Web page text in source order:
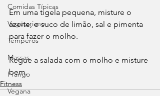
Comidas Típicas
Vegetariano
Temperos
Massas
Frango
Vegana
Em uma tigela pequena, misture o
azeite, o suco de limão, sal e pimenta
para fazer o molho.
Regue a salada com o molho e misture
bem.
Fitness